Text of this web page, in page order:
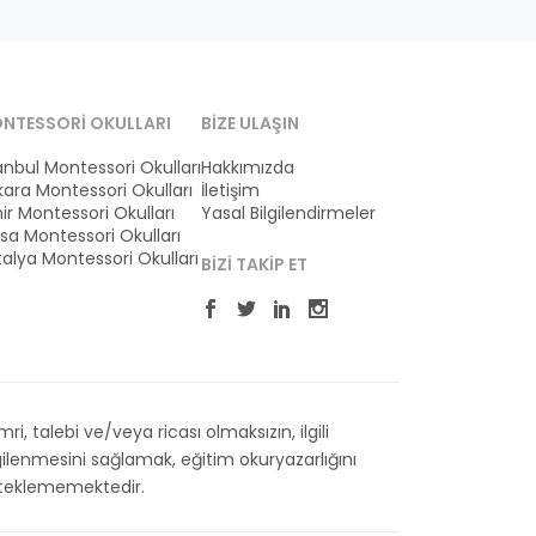
OKULLARI
Montessori Okulları
Montessori Okulları
Montessori Okulları
Montessori Okulları
Montessori Okulları
BIZE ULAŞIN
Hakkımızda
İletişim
Yasal Bilgilendirmeler
BIZI TAKIP ET
talebi ve/veya ricası olmaksızın, ilgili
sağlamak, eğitim okuryazarlığını